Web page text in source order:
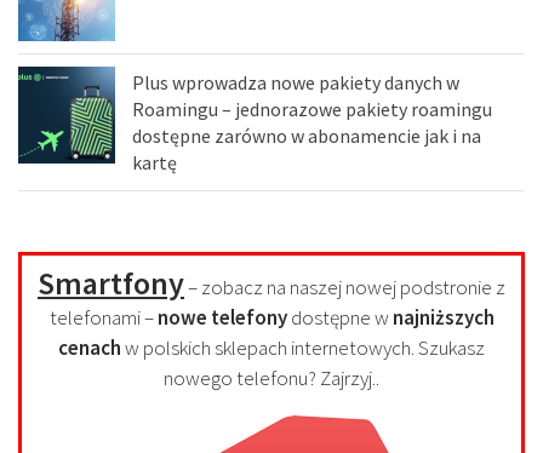
Plus wprowadza nowe pakiety danych w
Roamingu – jednorazowe pakiety roamingu
dostępne zarówno w abonamencie jak i na
kartę
Smartfony– zobacz na naszej nowej podstronie z
telefonami –nowe telefonydostępne w najniższych
cenachw polskich sklepach internetowych. Szukasz
nowego telefonu? Zajrzyj..